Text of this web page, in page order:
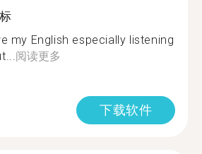
my English especially listening
阅读更多
下载软件